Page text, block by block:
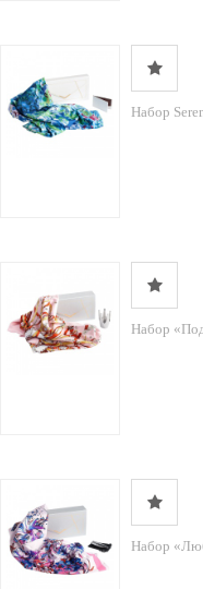
Набор
Набор
Набор